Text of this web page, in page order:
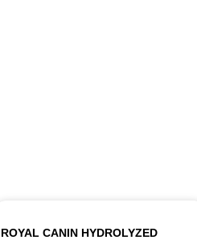
ROYAL CANIN HYDROLYZED